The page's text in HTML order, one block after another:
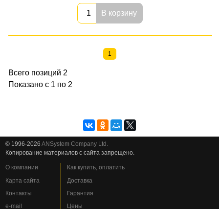
В корзину
1
Всего позиций 2
Показано с 1 по 2
© 1996-2026ANSystem Company Ltd.
Копирование материалов с сайта запрещено.
О компании
Карта сайта
Контакты
e-mail
Как купить, оплатить
Доставка
Гарантия
Цены